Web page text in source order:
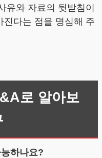
유와 자료의 뒷받침이
진다는 점을 명심해 주
로 알아보
하나요?